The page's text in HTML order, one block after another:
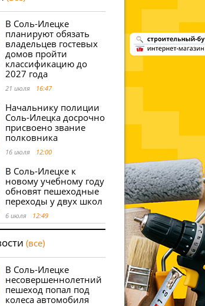
В Соль-Илецке
планируют обязать
владельцев гостевых
домов пройти
классификацию до
2027 года
21 июля 16:47
Начальнику полиции
Соль-Илецка досрочно
присвоено звание
полковника
16 июля 12:00
В Соль-Илецке к
новому учебному году
обновят пешеходные
переходы у двух школ
6 июля 12:49
(все)
В Соль-Илецке
несовершеннолетний
пешеход попал под
колеса автомобиля